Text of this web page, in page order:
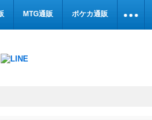
MTG通販 ポケカ通販